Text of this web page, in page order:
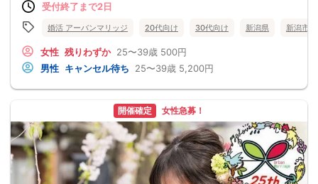
受付終了まで2日
婚活 アーバンマリッジ 20代向け 30代向け 新潟県 新潟市
女性 残りわずか 25〜39歳 500円
男性 キャンセル待ち 25〜39歳 5,200円
開催確定 女性急募！